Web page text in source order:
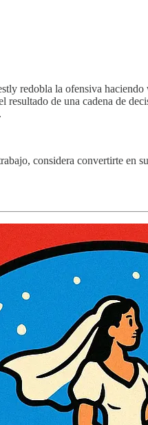
redobla la ofensiva haciendo
resultado de una cadena de
considera convertirte en